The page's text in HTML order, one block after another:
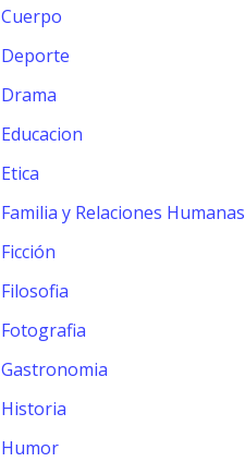
Cuerpo
Deporte
Drama
Educacion
Etica
Familia y Relaciones Humanas
Ficción
Filosofia
Fotografia
Gastronomia
Historia
Humor